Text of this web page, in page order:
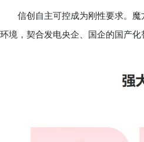
信创自主可控成为刚性要求。魔
环境，契合发电央企、国企的国产化